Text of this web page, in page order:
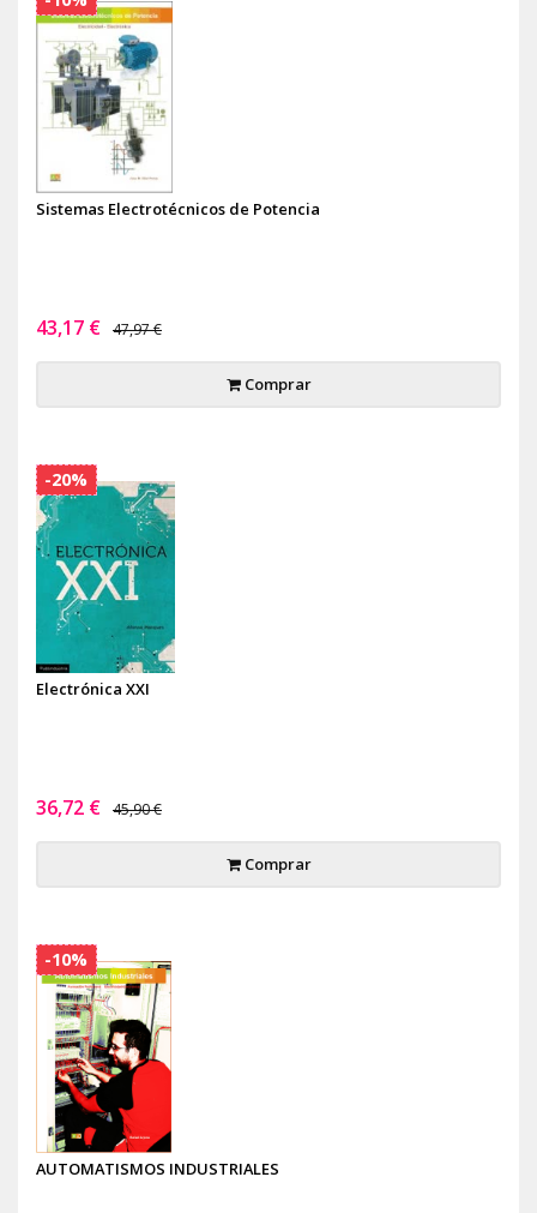
Sistemas Electrotécnicos de Potencia
43,17 € 47,97 €
Comprar
Electrónica XXI
36,72 € 45,90 €
Comprar
-20%
AUTOMATISMOS INDUSTRIALES
-10%